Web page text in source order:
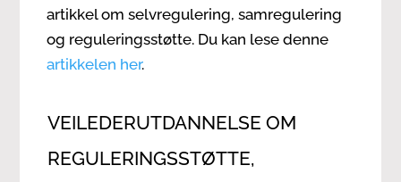
artikkel om selvregulering, samregulering
og reguleringsstøtte. Du kan lese denne
artikkelen her.
VEILEDERUTDANNELSE OM
REGULERINGSSTØTTE,